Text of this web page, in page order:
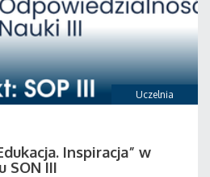
Uczelnia
Inspiracja” w
SON III